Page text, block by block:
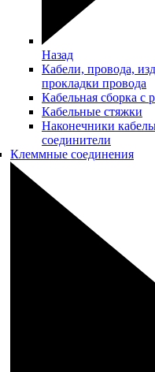
Назад
Кабели, провода,
прокладки провода
Кабельная сборка с
Кабельные стяжки
Наконечники
соединители
Клеммные соединения